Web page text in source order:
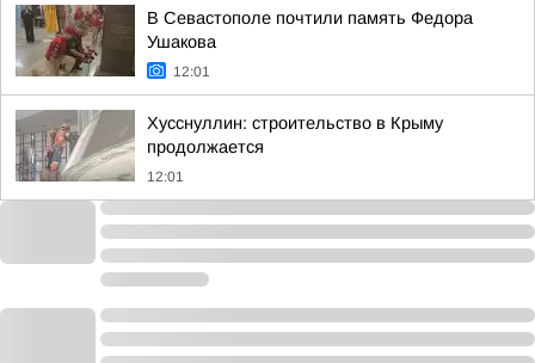
В Севастополе почтили память Федора
Ушакова
12:01
Хусснуллин: строительство в Крыму
продолжается
12:01